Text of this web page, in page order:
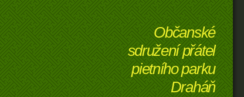
Občanské
sdružení přátel
pietního parku
Draháň